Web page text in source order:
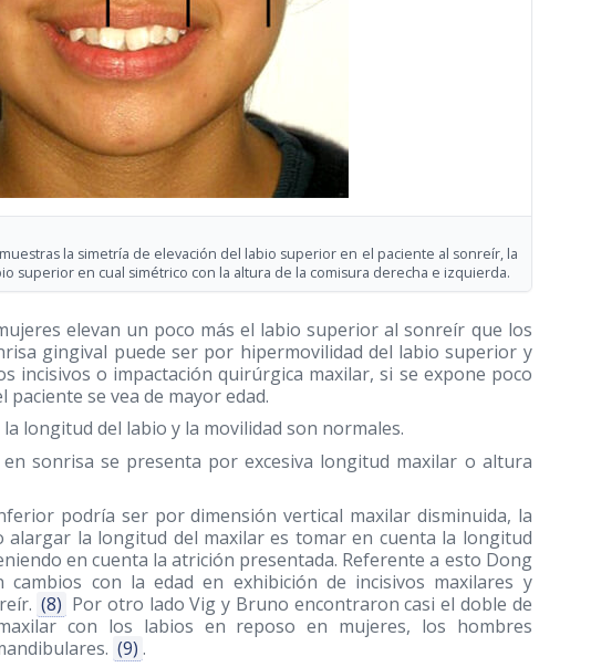
la simetría de elevación del labio superior en el paciente al sonreír, la
superior en cual simétrico con la altura de la comisura derecha e izquierda.
elevan un poco más el labio superior al sonreír que los
gingival puede ser por hipermovilidad del labio superior y
incisivos o impactación quirúrgica maxilar, si se expone poco
se vea de mayor edad.
longitud del labio y la movilidad son normales.
sonrisa se presenta por excesiva longitud maxilar o altura
podría ser por dimensión vertical maxilar disminuida, la
alargar la longitud del maxilar es tomar en cuenta la longitud
en cuenta la atrición presentada. Referente a esto Dong
cambios con la edad en exhibición de incisivos maxilares y
(8) Por otro lado Vig y Bruno encontraron casi el doble de
con los labios en reposo en mujeres, los hombres
(9) .